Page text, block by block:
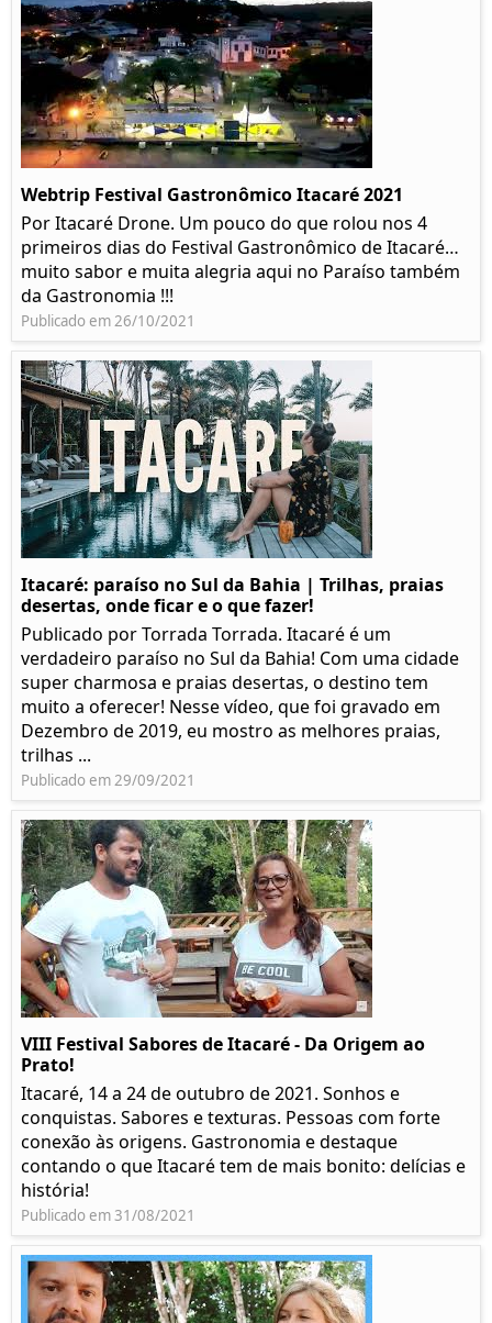
Webtrip Festival Gastronômico Itacaré 2021
Por Itacaré Drone. Um pouco do que rolou nos 4
primeiros dias do Festival Gastronômico de Itacaré…
muito sabor e muita alegria aqui no Paraíso também
da Gastronomia !!!
Publicado em 26/10/2021
Itacaré: paraíso no Sul da Bahia | Trilhas, praias
desertas, onde ficar e o que fazer!
Publicado por Torrada Torrada. Itacaré é um
verdadeiro paraíso no Sul da Bahia! Com uma cidade
super charmosa e praias desertas, o destino tem
muito a oferecer! Nesse vídeo, que foi gravado em
Dezembro de 2019, eu mostro as melhores praias,
trilhas ...
Publicado em 29/09/2021
VIII Festival Sabores de Itacaré - Da Origem ao
Prato!
Itacaré, 14 a 24 de outubro de 2021. Sonhos e
conquistas. Sabores e texturas. Pessoas com forte
conexão às origens. Gastronomia e destaque
contando o que Itacaré tem de mais bonito: delícias e
história!
Publicado em 31/08/2021